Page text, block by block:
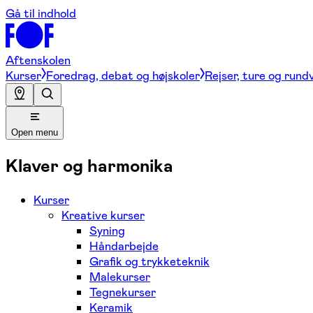
Gå til indhold
Aftenskolen
Kurser Foredrag, debat og højskoler Rejser, ture og
Open menu
Klaver og harmonika
Kurser
Kreative kurser
Syning
Håndarbejde
Grafik og trykketeknik
Malekurser
Tegnekurser
Keramik